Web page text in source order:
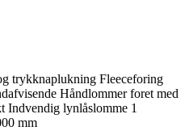
trykknaplukning Fleeceforing
Håndlommer foret med
Indvendig lynlåslomme 1
mm